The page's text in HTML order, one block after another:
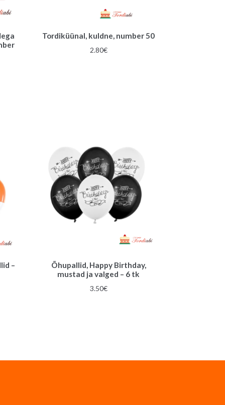
Tordiküünal, kuldne, number 50
2.80€
–
Õhupallid, Happy Birthday,
mustad ja valged – 6 tk
3.50€